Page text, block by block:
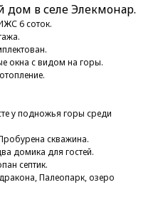
в селе Элекмонар.
6 соток.
окна с видом на горы.
у подножья горы среди
скважина.
домика для гостей.
септик.
Палеопарк, озеро